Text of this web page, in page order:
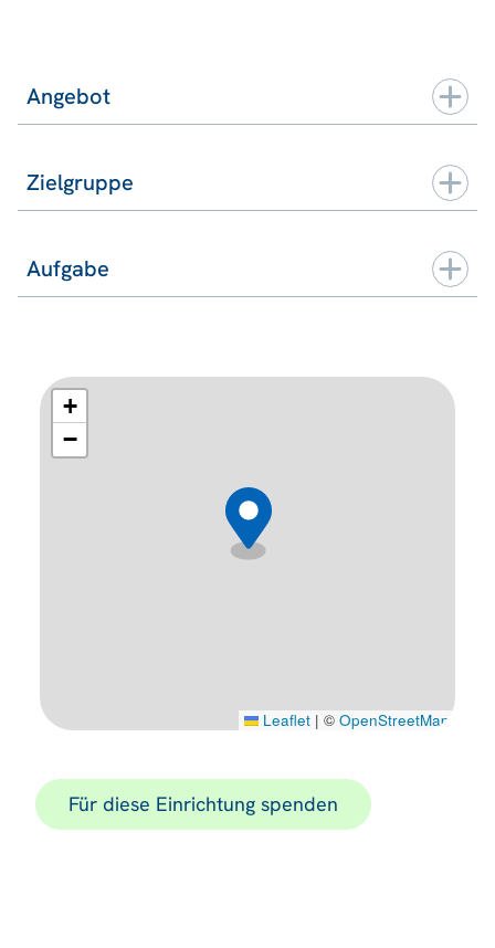
Angebot
Zielgruppe
Aufgabe
+
−
Leaflet | © OpenStreetMap
Für diese Einrichtung spenden